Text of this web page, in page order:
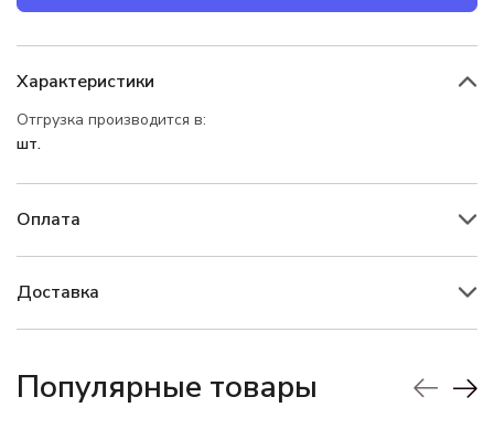
Характеристики
Отгрузка производится в:
шт.
Оплата
Доставка
Популярные товары